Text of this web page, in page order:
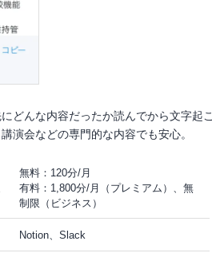
にどんな内容だったか読んでから文字起こ
演会などの専門的な内容でも安心。
無料：120分/月
有料：1,800分/月（プレミアム）、無
制限（ビジネス）
Notion、Slack